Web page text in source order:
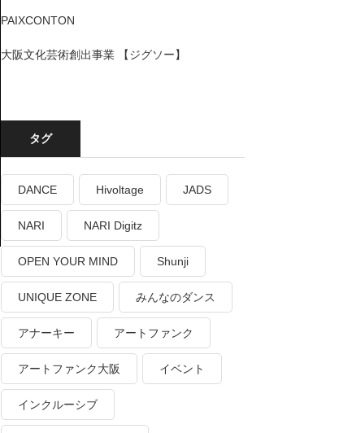
PAIXCONTON
大阪文化芸術創出事業 【ジグソー】
タグ
DANCE Hivoltage JADS
NARI NARI Digitz
OPEN YOUR MIND Shunji
UNIQUE ZONE みんなのダンス
アナーキー アートファンク
アートファンク大阪 イベント
インクルーシブ